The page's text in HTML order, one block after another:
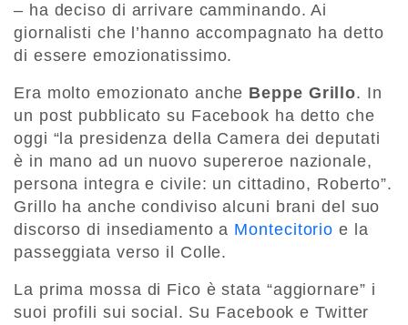
– ha deciso di arrivare camminando. Ai
giornalisti che l’hanno accompagnato ha detto
di essere emozionatissimo.
Era molto emozionato anche Beppe Grillo. In
un post pubblicato su Facebook ha detto che
oggi “la presidenza della Camera dei deputati
è in mano ad un nuovo supereroe nazionale,
persona integra e civile: un cittadino, Roberto”.
Grillo ha anche condiviso alcuni brani del suo
discorso di insediamento a Montecitorio e la
passeggiata verso il Colle.
La prima mossa di Fico è stata “aggiornare” i
suoi profili sui social. Su Facebook e Twitter